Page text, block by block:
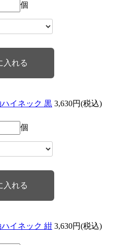
個
イネック 黒 3,630円(税込)
個
イネック 紺 3,630円(税込)